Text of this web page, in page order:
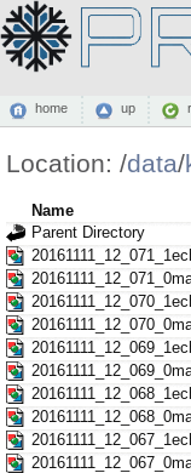
home up
Location: /data/
Name
Parent Directory